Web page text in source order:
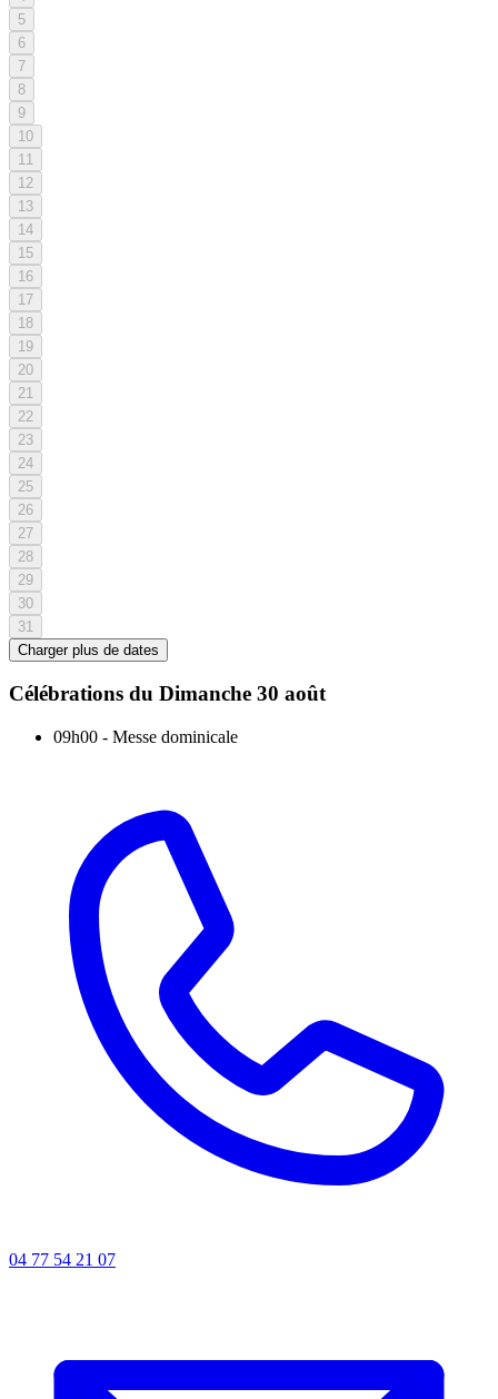
5
6
7
8
9
10
11
12
13
14
15
16
17
18
19
20
21
22
23
24
25
26
27
28
29
30
31
Charger plus de dates
Célébrations du Dimanche 30 août
09h00 - Messe dominicale
04 77 54 21 07